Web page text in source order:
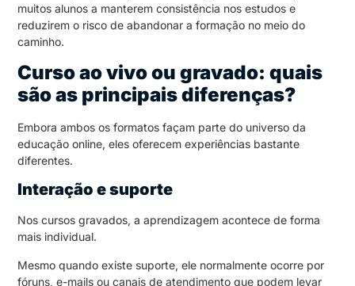
muitos alunos a manterem consistência nos estudos e
reduzirem o risco de abandonar a formação no meio do
caminho.
Curso ao vivo ou gravado: quais
são as principais diferenças?
Embora ambos os formatos façam parte do universo da
educação online, eles oferecem experiências bastante
diferentes.
Interação e suporte
Nos cursos gravados, a aprendizagem acontece de forma
mais individual.
Mesmo quando existe suporte, ele normalmente ocorre por
fóruns, e-mails ou canais de atendimento que podem levar